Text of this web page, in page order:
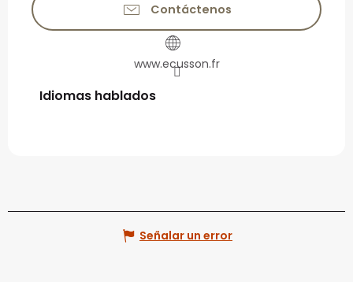
Contáctenos
www.ecusson.fr
Idiomas hablados
Idiomas hablados
Señalar un error